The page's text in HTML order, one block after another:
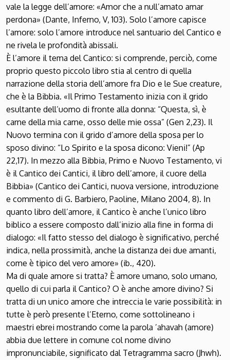
vale la legge dell’amore: «Amor che a null’amato amar
perdona» (Dante, Inferno, V, 103). Solo l’amore capisce
l’amore: solo l’amore introduce nel santuario del Cantico e
ne rivela le profondità abissali.
È l’amore il tema del Cantico: si comprende, perciò, come
proprio questo piccolo libro stia al centro di quella
narrazione della storia dell’amore fra Dio e le Sue creature,
che è la Bibbia. «Il Primo Testamento inizia con il grido
esultante dell’uomo di fronte alla donna: “Questa, sì, è
carne della mia carne, osso delle mie ossa” (Gen 2,23). Il
Nuovo termina con il grido d’amore della sposa per lo
sposo divino: “Lo Spirito e la sposa dicono: Vieni!” (Ap
22,17). In mezzo alla Bibbia, Primo e Nuovo Testamento, vi
è il Cantico dei Cantici, il libro dell’amore, il cuore della
Bibbia» (Cantico dei Cantici, nuova versione, introduzione
e commento di G. Barbiero, Paoline, Milano 2004, 8). In
quanto libro dell’amore, il Cantico è anche l’unico libro
biblico a essere composto dall’inizio alla fine in forma di
dialogo: «Il fatto stesso del dialogo è significativo, perché
indica, nella prossimità, anche la distanza dei due amanti,
come è tipico del vero amore» (ib., 420).
Ma di quale amore si tratta? È amore umano, solo umano,
quello di cui parla il Cantico? O è anche amore divino? Si
tratta di un unico amore che intreccia le varie possibilità: in
tutte è però presente l’Eterno, come sottolineano i
maestri ebrei mostrando come la parola ’ahavah (amore)
abbia due lettere in comune col nome divino
impronunciabile, significato dal Tetragramma sacro (Jhwh).